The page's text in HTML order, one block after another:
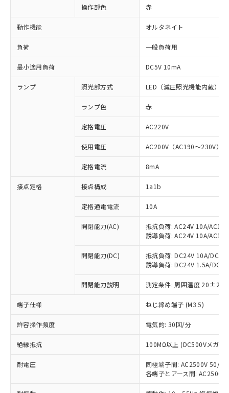
操作部色 赤
動作機能 オルタネイト
負荷 一般負荷用
最小適用負荷 DC5V 10mA
ランプ 照光部方式 LED（減圧照光機能内蔵）
ランプ色 赤
定格電圧 AC220V
使用電圧 AC200V（AC190～230V）
定格電流 8mA
接点定格 接点構成 1a1b
定格通電電流 10A
開閉能力(AC)
抵抗負荷: AC24V 10A/
誘導負荷: AC24V 10A/
開閉能力(DC)
抵抗負荷: DC24V 10A/
誘導負荷: DC24V 1.5A/
開閉能力説明 測定条件: 周囲温度 20±2℃
端子仕様 ねじ締め端子 (M3.5)
許容操作頻度 電気的: 30回/分
絶縁抵抗 100MΩ以上 (DC500Vメガ)
耐電圧
同極端子間: AC2500V 50/
各端子とアース間:
以下の条件をお読みいただき、同意のうえ
ご利用ください。
本サービスは、当社制御機器事業取扱
商品の当社在庫状況および標準価格
(税抜)を提供させていただくもので
当社制御機器事業取扱商品の中には、
本サービスの対象外となる商品もある
在庫状況および標準価格照会結果は、
記載している更新日時点での社内デー
対応済み：EU RoHS指令（10物質）の
非含有に対応した製品が提供可能な商品で
対応予定：EU RoHS指令（10物質）の非含
有に対応した製品に切り替える予定のある
対応予定なし：EU RoHS指令（10物質）の
非含有に非対応の商品で、対応品を出す予
定はありません。
調査・確認中：EU RoHS指令（10物質）の
非含有の対応状況を調査中または確認中の
商品です。
非該当品：ライセンス料など無形物で、有
害物質有無と関係のない商品です。
仕入先様の事情により、非含有部品として
いたものが、含有品と判明した場合などや
むを得ず変更することがあります。
※1 中国RoHS○×表
「○」：最大均質材料含有率が中国RoHSの
「×」：最大均質材料含有率が中国RoHSの
基準値を超えていることを示します。
「－」：未確認です。当社販売部門へお問
当社は、これら貴社製品のうち、外国
為替および外国貿易法に定める商品
（以下｢規制貨物等」という）を輸出